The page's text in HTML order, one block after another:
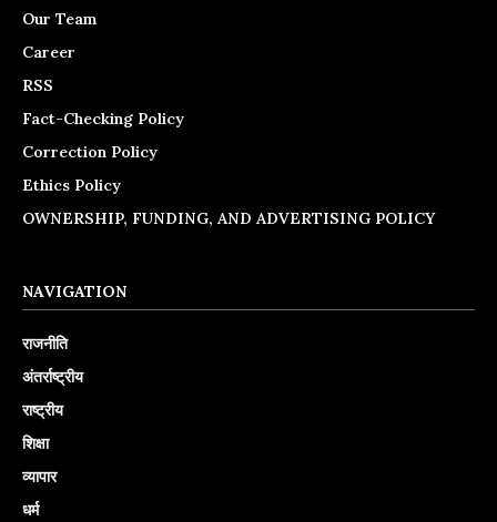
Our Team
Career
RSS
Fact-Checking Policy
Correction Policy
Ethics Policy
OWNERSHIP, FUNDING, AND ADVERTISING POLICY
NAVIGATION
राजनीति
अंतर्राष्ट्रीय
राष्ट्रीय
शिक्षा
व्यापार
धर्म